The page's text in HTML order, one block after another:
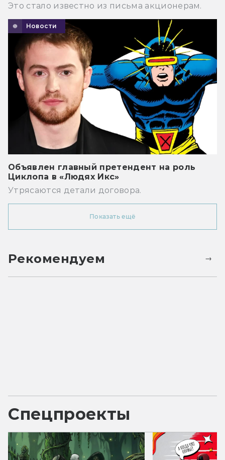
Это стало известно из письма акционерам.
Новости
Объявлен главный претендент на роль
Циклопа в «Людях Икс»
Утрясаются детали договора.
Показать ещё
Рекомендуем
Спецпроекты